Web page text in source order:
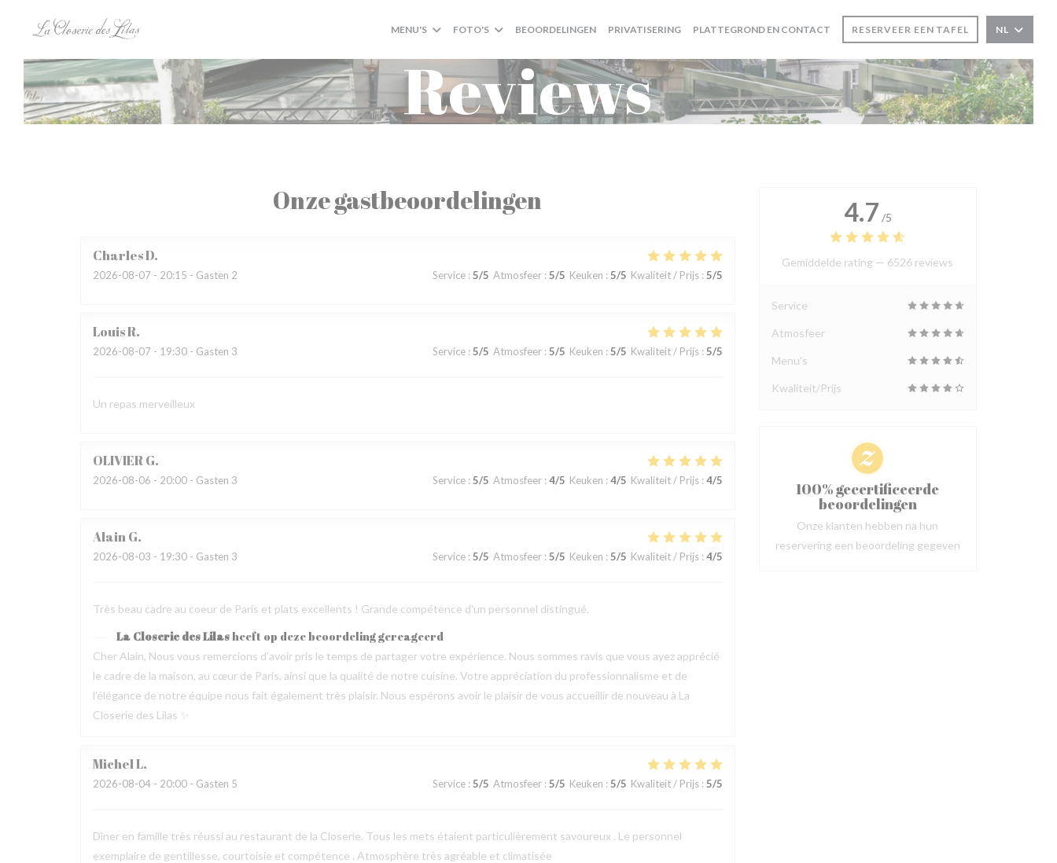
MENU'S FOTO'S BEOORDELINGEN PRIVATISERING PLATTEGROND EN CONTACT RESERVEER EEN TAFEL NL
Reviews
Onze gastbeoordelingen
CharlesD
2026-08-07 - 20:15 - Gasten 2 Service: 5/5 Atmosfeer: 5/5 Keuken : 5/5 Kwaliteit / Prijs: 5/5
LouisR
2026-08-07 - 19:30 - Gasten 3 Service: 5/5 Atmosfeer: 5/5 Keuken : 5/5 Kwaliteit / Prijs: 5/5
Un repas merveilleux
OLIVIERG
2026-08-06 - 20:00 - Gasten 3 Service: 5/5 Atmosfeer: 4/5 Keuken : 4/5 Kwaliteit / Prijs: 4/5
AlainG
2026-08-03 - 19:30 - Gasten 3 Service: 5/5 Atmosfeer: 5/5 Keuken : 5/5 Kwaliteit / Prijs: 4/5
Très beau cadre au coeur de Paris et plats excellents ! Grande compétence d'un personnel distingué.
La Closerie des Lilasheeft op deze beoordeling gereageerd
Cher Alain, Nous vous remercions d’avoir pris le temps de partager votre expérience. Nous sommes ravis que vous ayez apprécié
le cadre de la maison, au cœur de Paris, ainsi que la qualité de notre cuisine. Votre appréciation du professionnalisme et de
l’élégance de notre équipe nous fait également très plaisir. Nous espérons avoir le plaisir de vous accueillir de nouveau à La
Closerie des Lilas ✨
MichelL
2026-08-04 - 20:00 - Gasten 5 Service: 5/5 Atmosfeer: 5/5 Keuken : 5/5 Kwaliteit / Prijs: 5/5
Dîner en famille très réussi au restaurant de la Closerie. Tous les mets étaient particulièrement savoureux . Le personnel
exemplaire de gentillesse, courtoisie et compétence . Atmosphère très agréable et climatisée
4.7 /5
Gemiddelde rating — 6526 reviews
Service
Atmosfeer
Menu's
Kwaliteit/Prijs
100% gecertificeerde
beoordelingen
Onze klanten hebben na hun
reservering een beoordeling gegeven